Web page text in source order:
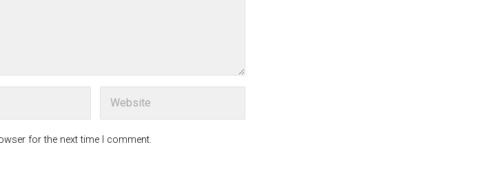
for the next time I comment.